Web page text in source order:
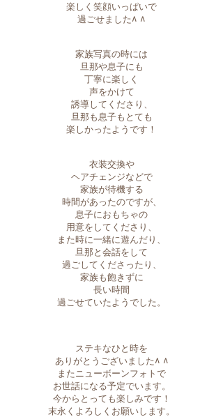
楽しく笑顔いっぱいで
過ごせました^ ^
家族写真の時には
旦那や息子にも
丁寧に楽しく
声をかけて
誘導してくださり、
旦那も息子もとても
楽しかったようです！
衣装交換や
ヘアチェンジなどで
家族が待機する
時間があったのですが、
息子におもちゃの
用意をしてくださり、
また時に一緒に遊んだり、
旦那と会話をして
過ごしてくださったり、
家族も飽きずに
長い時間
過ごせていたようでした。
ステキなひと時を
ありがとうございました^ ^
またニューボーンフォトで
お世話になる予定でいます。
今からとっても楽しみです！
末永くよろしくお願いします。